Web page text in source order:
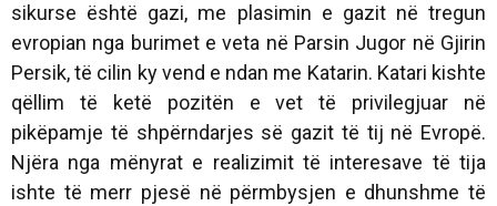
sikurse është gazi, me plasimin e gazit në tregun
evropian nga burimet e veta në Parsin Jugor në Gjirin
Persik, të cilin ky vend e ndan me Katarin. Katari kishte
qëllim të ketë pozitën e vet të privilegjuar në
pikëpamje të shpërndarjes së gazit të tij në Evropë.
Njëra nga mënyrat e realizimit të interesave të tija
ishte të merr pjesë në përmbysjen e dhunshme të